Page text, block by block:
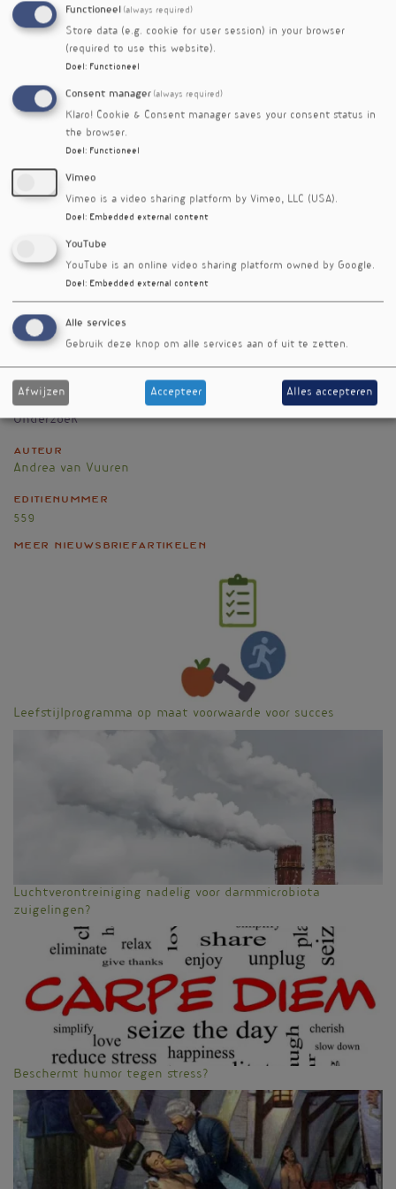
termijn leiden tot een vermindering van de
progressie naar agressievere vormen van
prostaatkanker.
Het lijkt erop dat voedingsinterventies met een
laag omega-6- en hoog omega-3-gehalte,
gecombineerd met visoliesupplementen, de
groei van prostaatkankercellen kunnen
ondergaan. Vervolgonderzoek is nodig om de
langetermijneffecten en de impact op klinische
uitkomsten verder te evalueren.
Referenties
Aronson WJ, Grogan T, Liang P, e.a. High omega-3, low
trial. J Clin Oncol. 2024;JCO-24.
Nieuwsbriefartikel
Rubriek
Onderzoek
Auteur
Andrea van Vuuren
Editienummer
559
Meer nieuwsbriefartikelen
Leefstijlprogramma op maat voorwaarde voor succes
Luchtverontreiniging nadelig voor darmmicrobiota
zuigelingen?
Beschermt humor tegen stress?
Functioneel (always required)
Store data (e.g. cookie for user session) in your browser
(required to use this website).
Doel : Functioneel
Consent manager (always required)
Klaro! Cookie & Consent manager saves your consent status in
the browser.
Doel : Functioneel
Vimeo
Vimeo is a video sharing platform by Vimeo, LLC (USA).
Doel : Embedded external content
YouTube
YouTube is an online video sharing platform owned by Google.
Doel : Embedded external content
Alle services
Gebruik deze knop om alle services aan of uit te zetten.
Afwijzen Accepteer Alles accepteren